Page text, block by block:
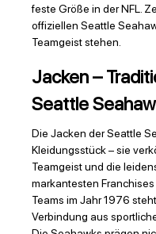
feste Größe in der NFL.
offiziellen Seattle
Teamgeist stehen.
Jacken –
Seattle
Die Jacken der Seattle
Kleidungsstück – sie
Teamgeist und die
markantesten
Teams im Jahr 1976
Verbindung aus